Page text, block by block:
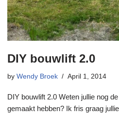
DIY bouwlift 2.0
by Wendy Broek April 1, 2014
DIY bouwlift 2.0 Weten jullie nog
gemaakt hebben? Ik fris graag